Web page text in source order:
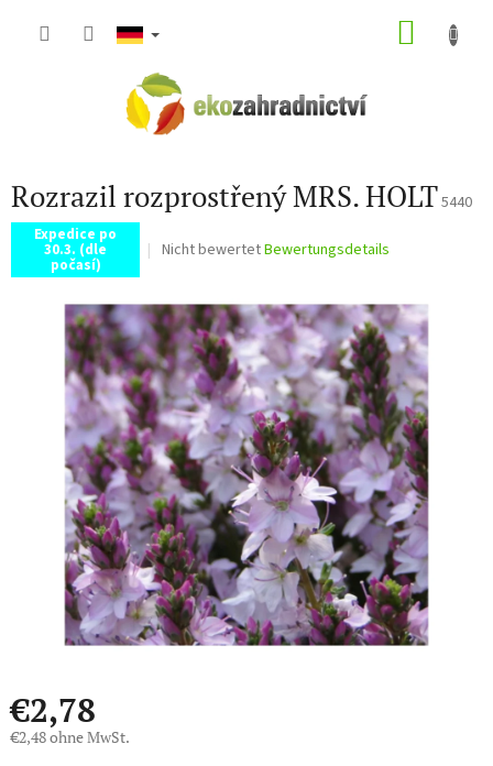
Rozrazil rozprostřený MRS. HOLT5440
Expedice po
30.3. (dle
počasí)
Die
ist
0,0
von
5
Sternen.
Nicht bewertetBewertungsdetails
€2,78
€2,48 ohne MwSt.